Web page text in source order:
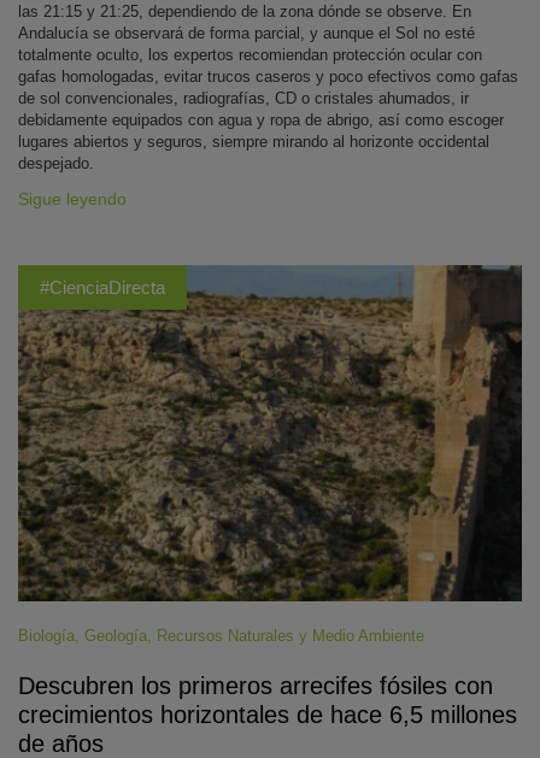
las 21:15 y 21:25, dependiendo de la zona dónde se observe. En
Andalucía se observará de forma parcial, y aunque el Sol no esté
totalmente oculto, los expertos recomiendan protección ocular con
gafas homologadas, evitar trucos caseros y poco efectivos como gafas
de sol convencionales, radiografías, CD o cristales ahumados, ir
debidamente equipados con agua y ropa de abrigo, así como escoger
lugares abiertos y seguros, siempre mirando al horizonte occidental
despejado.
Sigue leyendo
#CienciaDirecta
Biología, Geología, Recursos Naturales y Medio Ambiente
Descubren los primeros arrecifes fósiles con
crecimientos horizontales de hace 6,5 millones
de años